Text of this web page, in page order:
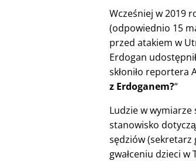
Wcześniej w 2019
(odpowiednio 15
przed atakiem w
Erdogan
skłoniło reportera
z Erdoganem?
Ludzie w
stanowisko
sędziów (sekretarz
gwałceniu dzieci